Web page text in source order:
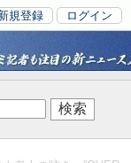
規登録 ログイン